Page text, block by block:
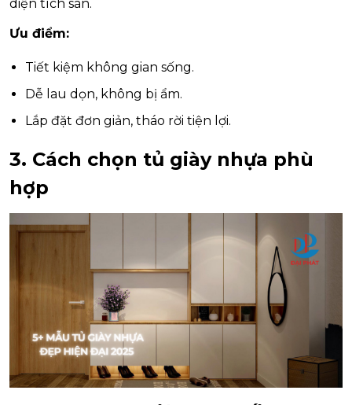
diện tích sàn.
Ưu điểm:
Tiết kiệm không gian sống.
Dễ lau dọn, không bị ẩm.
Lắp đặt đơn giản, tháo rời tiện lợi.
3. Cách chọn tủ giày nhựa phù
hợp